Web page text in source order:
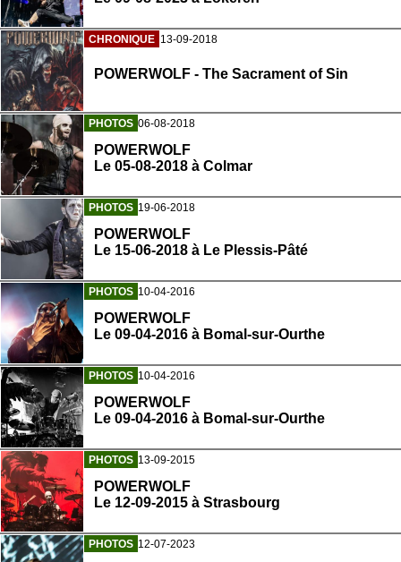
CHRONIQUE 13-09-2018
POWERWOLF - The Sacrament of Sin
PHOTOS 06-08-2018
POWERWOLF
Le 05-08-2018 à Colmar
PHOTOS 19-06-2018
POWERWOLF
Le 15-06-2018 à Le Plessis-Pâté
PHOTOS 10-04-2016
POWERWOLF
Le 09-04-2016 à Bomal-sur-Ourthe
PHOTOS 10-04-2016
POWERWOLF
Le 09-04-2016 à Bomal-sur-Ourthe
PHOTOS 13-09-2015
POWERWOLF
Le 12-09-2015 à Strasbourg
PHOTOS 12-07-2023